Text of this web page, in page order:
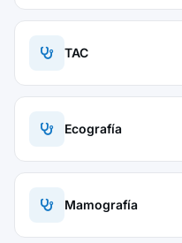
TAC
Ecografía
Mamografía